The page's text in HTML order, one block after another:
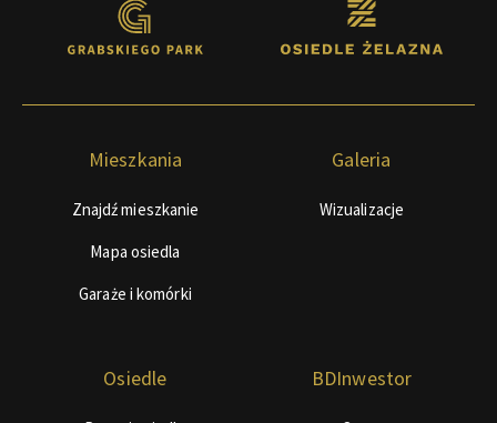
Mieszkania
Znajdź mieszkanie
Mapa osiedla
Garaże i komórki
Galeria
Wizualizacje
Osiedle BDInwestor